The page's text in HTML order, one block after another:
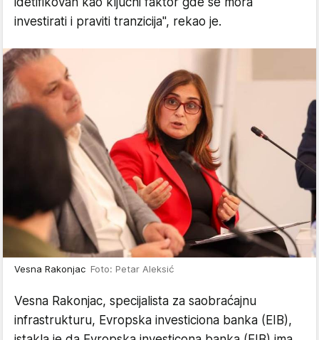
investirati i praviti tranzicija", rekao je.
Vesna Rakonjac Foto: Petar Aleksić
Vesna Rakonjac, specijalista za saobraćajnu
infrastrukturu, Evropska investiciona banka (EIB),